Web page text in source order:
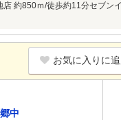
約850ｍ/徒歩約11分セブ
お気に入りに
中